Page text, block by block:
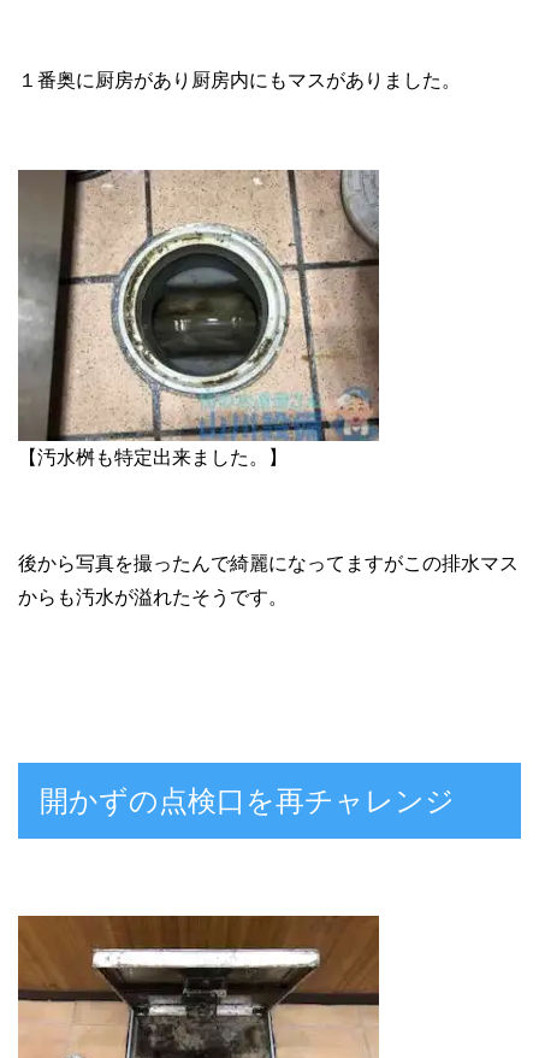
１番奥に厨房があり厨房内にもマスがありました。
【汚水桝も特定出来ました。】
後から写真を撮ったんで綺麗になってますがこの排水マス
からも汚水が溢れたそうです。
開かずの点検口を再チャレンジ